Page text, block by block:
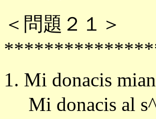
＜問題２１＞
1. Mi donacis
Mi donacis al